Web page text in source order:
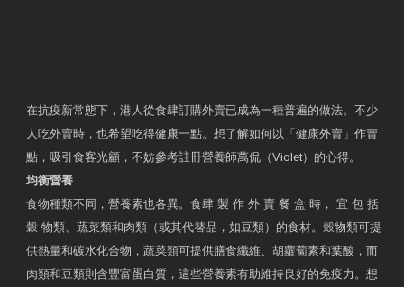
在抗疫新常態下，港人從食肆訂購外賣已成為一種普遍的做法。不少
人吃外賣時，也希望吃得健康一點。想了解如何以「健康外賣」作賣
點，吸引食客光顧，不妨參考註冊營養師萬侃（Violet）的心得。
均衡營養
食物種類不同，營養素也各異。食肆 製 作 外 賣 餐 盒 時， 宜 包 括
穀 物類、蔬菜類和肉類（或其代替品，如豆類）的食材。穀物類可提
供熱量和碳水化合物，蔬菜類可提供膳食纖維、胡蘿蔔素和葉酸，而
肉類和豆類則含豐富蛋白質，這些營養素有助維持良好的免疫力。想